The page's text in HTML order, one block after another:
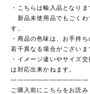
・こちらは輸入品となり
新品未使用品でもごくわ
す。
・商品の色味は、お手持
若干異なる場合がございま
・イメージ違いやサイズ
は対応出来かねます。
————————————
ご購入前にこちらをお読み